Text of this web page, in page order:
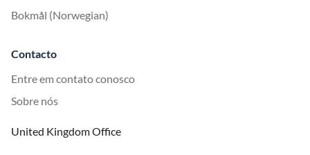
Bokmål (Norwegian)
Contacto
Entre em contato conosco
Sobre nós
United Kingdom Office